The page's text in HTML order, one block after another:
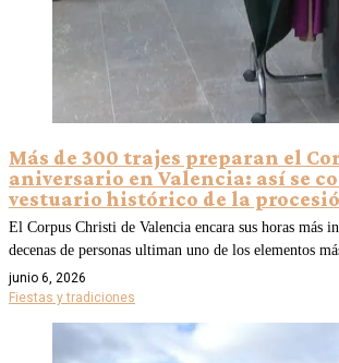
Más de 300 trajes preparan el
aniversario en Valencia: así se
vestuario histórico de la
El Corpus Christi de Valencia encara sus horas más
decenas de personas ultiman uno de los elementos
junio 6, 2026
Fiestas y tradiciones